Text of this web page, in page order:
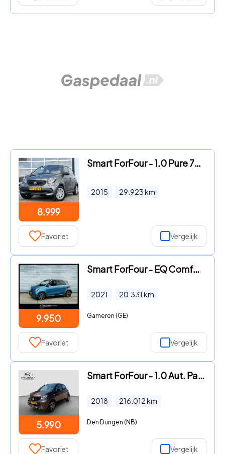
8.999
Smart ForFour - 1.0 Pure 70pk | Automaat | Bluetooth | Cruise control | Elek
2015 29.923km
Favoriet Vergelijk
9.950
Smart ForFour - EQ Comfort 18 kWh 5dr Airco Radio Dab Cruise L
2021 20.331 km
Gameren (GE)
Favoriet Vergelijk
5.990
Smart ForFour - 1.0 Aut. Passion | NETTO € 4.567, - | Pano | Navi | Stoelver
2018 216.012km
Den Dungen (NB)
Favoriet Vergelijk